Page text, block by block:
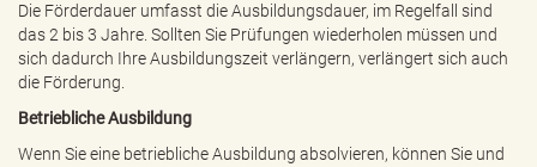
Die Förderdauer umfasst die Ausbildungsdauer, im Regelfall sind
das 2 bis 3 Jahre. Sollten Sie Prüfungen wiederholen müssen und
sich dadurch Ihre Ausbildungszeit verlängern, verlängert sich auch
die Förderung.
Betriebliche Ausbildung
Wenn Sie eine betriebliche Ausbildung absolvieren, können Sie und